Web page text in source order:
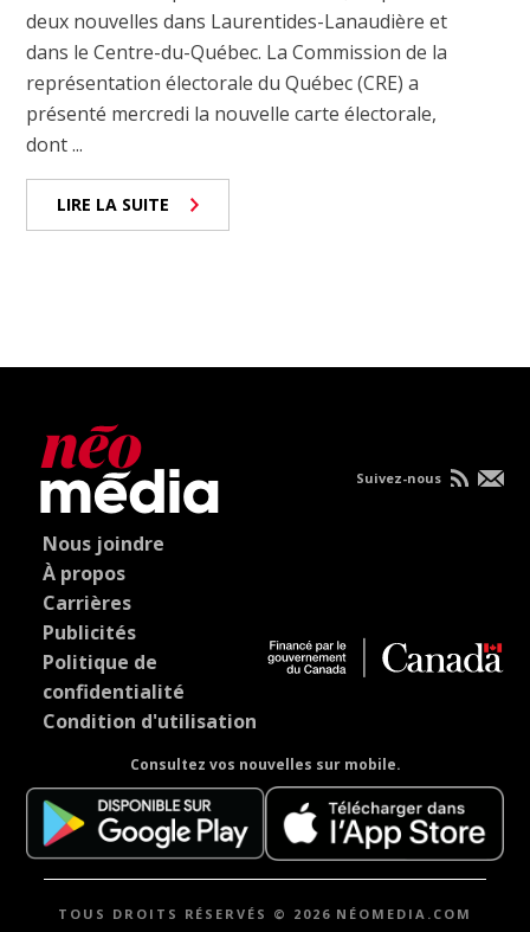
deux nouvelles dans Laurentides-Lanaudière et
dans le Centre-du-Québec. La Commission de la
représentation électorale du Québec (CRE) a
présenté mercredi la nouvelle carte électorale,
dont ...
LIRE LA SUITE
Nous joindre
À propos
Carrières
Publicités
Politique de
confidentialité
Condition d'utilisation
Consultez vos nouvelles sur mobile.
Suivez-nous
TOUS DROITS RÉSERVÉS © 2026 NÉOMEDIA.COM